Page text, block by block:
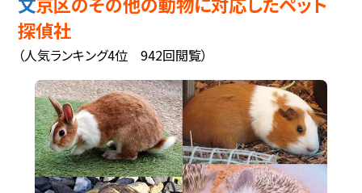
探偵社
（人気ランキング4位 942回閲覧）